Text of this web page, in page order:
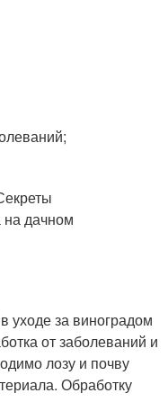
уходе за виноградом
от заболеваний и
лозу и почву
Обработку